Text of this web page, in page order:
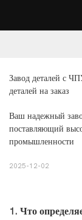
Завод деталей с
деталей на заказ
Ваш надежный
поставляющий
промышленности
2025-12-02
1. Что